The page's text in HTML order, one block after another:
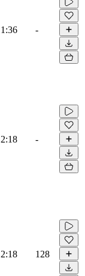
1:36 -
2:18 -
2:18 128